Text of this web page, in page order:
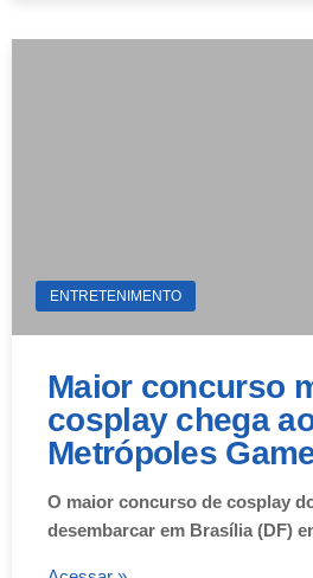
ENTRETENIMENTO
Maior concurso
cosplay chega
Metrópoles
O maior concurso de cosplay
desembarcar em Brasília (DF)